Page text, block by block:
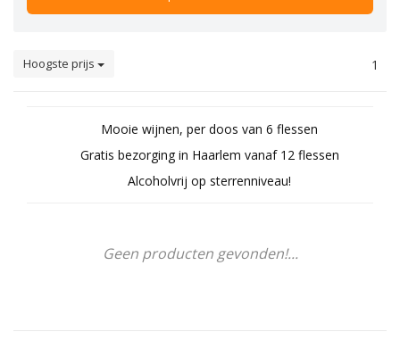
Hoogste prijs 1
Mooie wijnen, per doos van 6 flessen
Gratis bezorging in Haarlem vanaf 12 flessen
Alcoholvrij op sterrenniveau!
Geen producten gevonden!...